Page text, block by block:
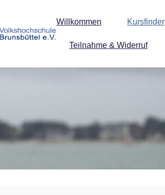
Willkommen Kursfinder
Teilnahme & Widerruf